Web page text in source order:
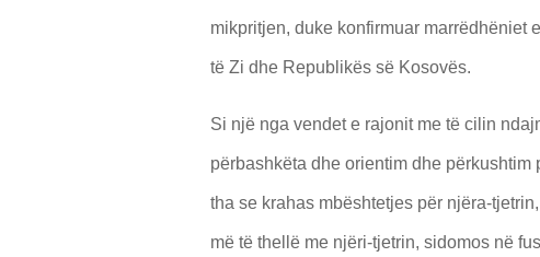
mikpritjen, duke konfirmuar marrëdhëniet
të Zi dhe Republikës së Kosovës.
Si një nga vendet e rajonit me të cilin
përbashkëta dhe orientim dhe
tha se krahas mbështetjes për njëra-
më të thellë me njëri-tjetrin, sidomos në